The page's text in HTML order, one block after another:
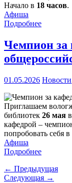
Начало в 18 часов.
Афиша
Подробнее
Чемпион за
01.05.2026 Новости
Приглашаем
библиотек 26 мая в
кафедрой –
попробовать себя
Афиша
Подробнее
← Предыдущая
Следующая →